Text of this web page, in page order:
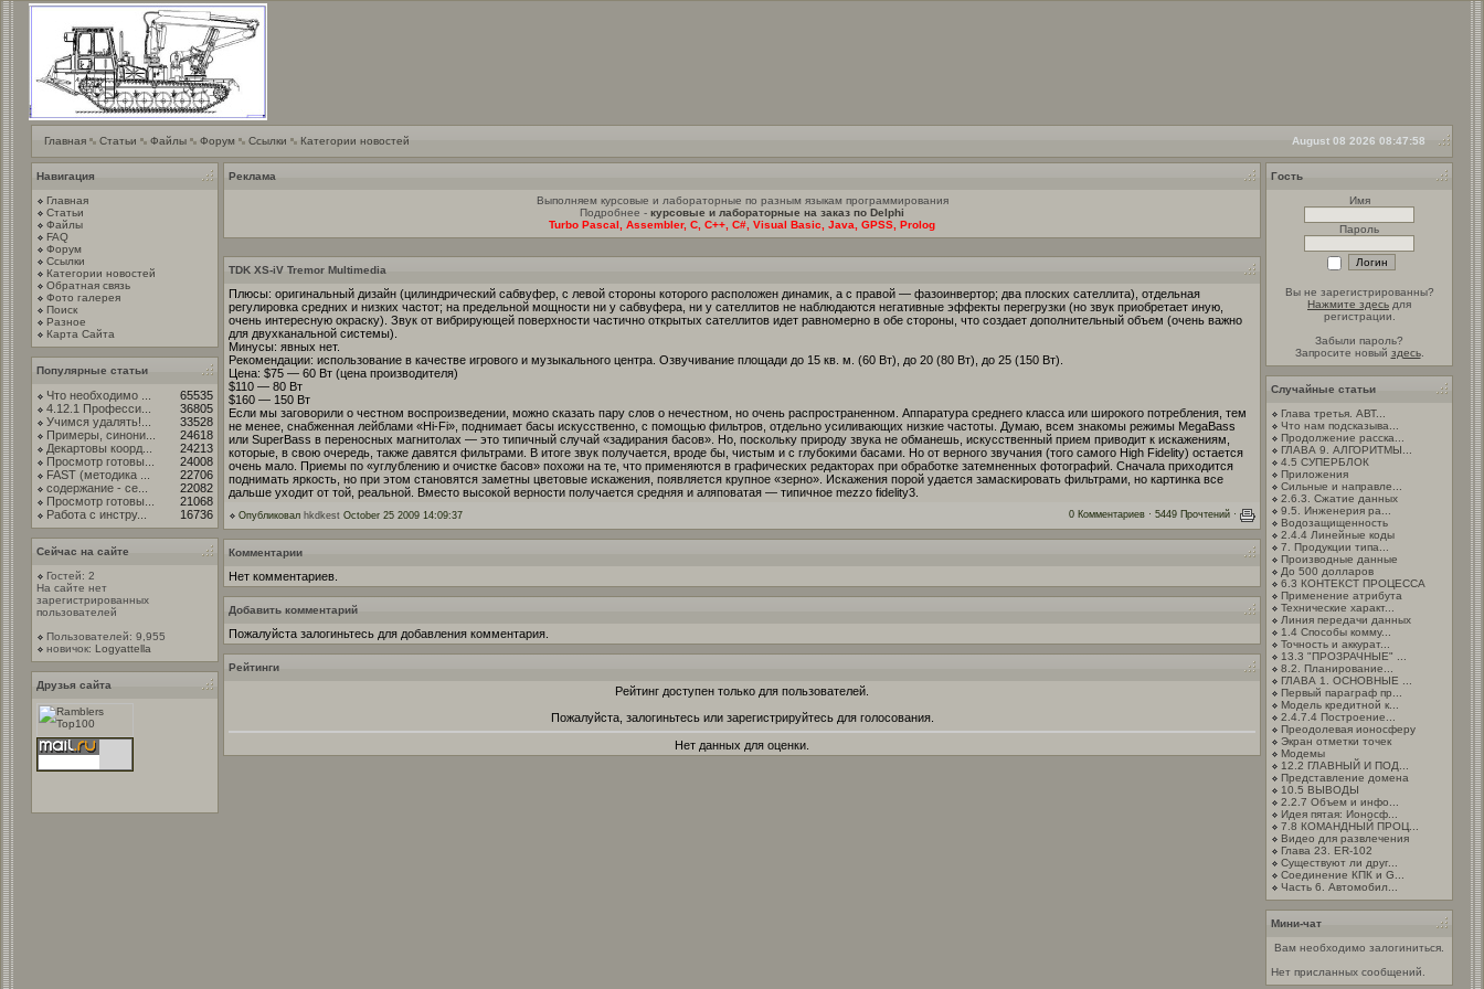
Главная Статьи Файлы Форум Ссылки Категории новостей August 08 2026 08:47:58
Навигация
Главная
Статьи
Файлы
FAQ
Форум
Ссылки
Категории новостей
Обратная связь
Фото галерея
Поиск
Разное
Карта Сайта
Популярные статьи
Что необходимо ...
65535
4.12.1 Професси...
36805
Учимся удалять!...
33528
Примеры, синони...
24618
Декартовы коорд...
24213
Просмотр готовы...
24008
FAST (методика ...
22706
содержание - се...
22082
Просмотр готовы...
21068
Работа с инстру...
16736
Сейчас на сайте
Гостей: 2
На сайте нет
зарегистрированных
пользователей
Пользователей: 9,955
новичок: Logyattella
Друзья сайта
Реклама
Выполняем курсовые и лабораторные по разным языкам программирования
Подробнее - курсовые и лабораторные на заказ по Delphi
Turbo Pascal, Assembler, C, C++, C#, Visual Basic, Java, GPSS, Prolog
TDK XS-iV Tremor Multimedia
Плюсы: оригинальный дизайн (цилиндрический сабвуфер, с левой стороны которого расположен динамик, а с правой — фазоинвертор; два плоских сателлита), отдельная
регулировка средних и низких частот; на предельной мощности ни у сабвуфера, ни у сателлитов не наблюдаются негативные эффекты перегрузки (но звук приобретает иную,
очень интересную окраску). Звук от вибрирующей поверхности частично открытых сателлитов идет равномерно в обе стороны, что создает дополнительный объем (очень важно
для двухканальной системы).
Минусы: явных нет.
Рекомендации: использование в качестве игрового и музыкального центра. Озвучивание площади до 15 кв. м. (60 Вт), до 20 (80 Вт), до 25 (150 Вт).
Цена: $75 — 60 Вт (цена производителя)
$110 — 80 Вт
$160 — 150 Вт
Если мы заговорили о честном воспроизведении, можно сказать пару слов о нечестном, но очень распространенном. Аппаратура среднего класса или широкого потребления, тем
не менее, снабженная лейблами «Hi-Fi», поднимает басы искусственно, с помощью фильтров, отдельно усиливающих низкие частоты. Думаю, всем знакомы режимы MegaBass
или SuperBass в переносных магнитолах — это типичный случай «задирания басов». Но, поскольку природу звука не обманешь, искусственный прием приводит к искажениям,
которые, в свою очередь, также давятся фильтрами. В итоге звук получается, вроде бы, чистым и с глубокими басами. Но от верного звучания (того самого High Fidelity) остается
очень мало. Приемы по «углублению и очистке басов» похожи на те, что применяются в графических редакторах при обработке затемненных фотографий. Сначала приходится
поднимать яркость, но при этом становятся заметны цветовые искажения, появляется крупное «зерно». Искажения порой удается замаскировать фильтрами, но картинка все
дальше уходит от той, реальной. Вместо высокой верности получается средняя и аляповатая — типичное mezzo fidelity3.
Опубликовал hkdkest October 25 2009 14:09:37 0 Комментариев · 5449 Прочтений ·
Комментарии
Нет комментариев.
Добавить комментарий
Пожалуйста залогиньтесь для добавления комментария.
Рейтинги
Рейтинг доступен только для пользователей.
Пожалуйста, залогиньтесь или зарегистрируйтесь для голосования.
Нет данных для оценки.
Гость
Имя
Пароль
Вы не зарегистрированны?
Нажмите здесь для
регистрации.
Забыли пароль?
Запросите новый здесь.
Случайные статьи
Глава третья. АВТ...
Что нам подсказыва...
Продолжение расска...
ГЛАВА 9. АЛГОРИТМЫ...
4.5 СУПЕРБЛОК
Приложения
Сильные и направле...
2.6.3. Сжатие данных
9.5. Инженерия ра...
Водозащищенность
2.4.4 Линейные коды
7. Продукции типа...
Производные данные
До 500 долларов
6.3 КОНТЕКСТ ПРОЦЕССА
Применение атрибута
Технические характ...
Линия передачи данных
1.4 Способы комму...
Точность и аккурат...
13.3 "ПРОЗРАЧНЫЕ" ...
8.2. Планирование...
ГЛАВА 1. ОСНОВНЫЕ ...
Первый параграф пр...
Модель кредитной к...
2.4.7.4 Построение...
Преодолевая ионосферу
Экран отметки точек
Модемы
12.2 ГЛАВНЫЙ И ПОД...
Представление домена
10.5 ВЫВОДЫ
2.2.7 Объем и инфо...
Идея пятая: Ионосф...
7.8 КОМАНДНЫЙ ПРОЦ...
Видео для развлечения
Глава 23. ER-102
Существуют ли друг...
Соединение КПК и G...
Часть 6. Автомобил...
Мини-чат
Вам необходимо залогиниться.
Нет присланных сообщений.